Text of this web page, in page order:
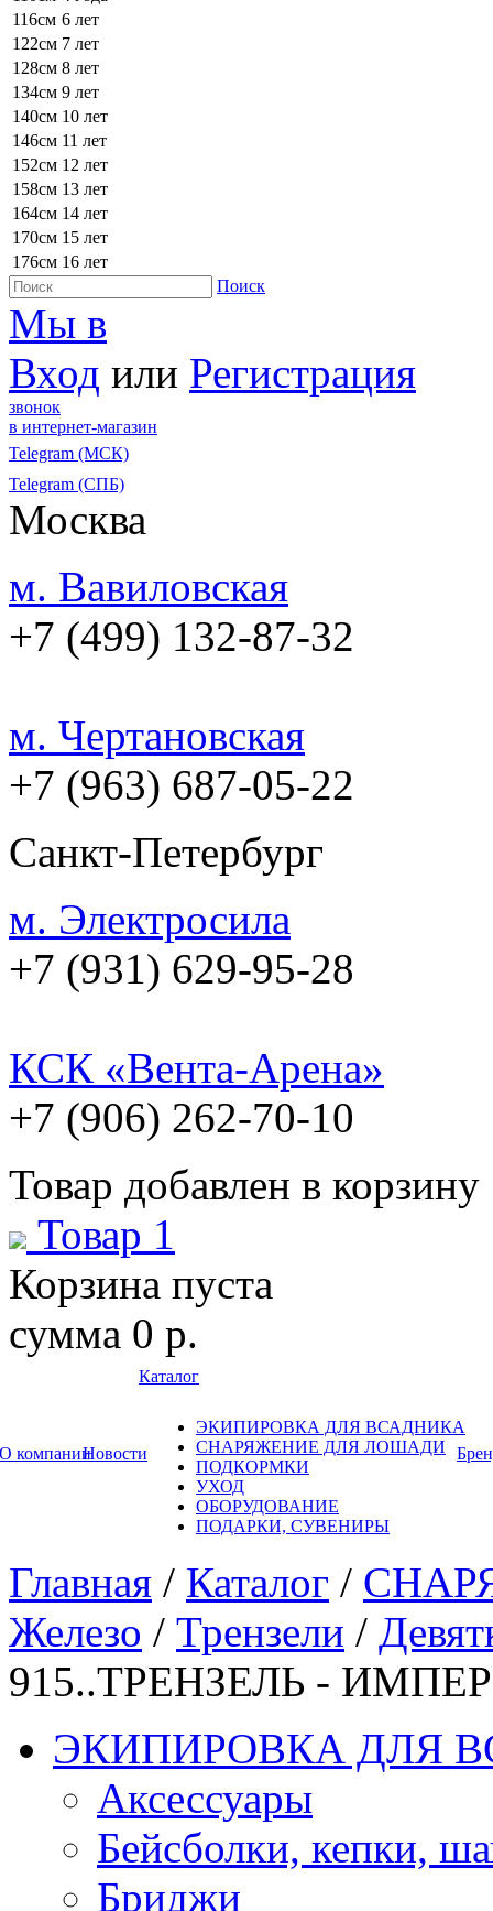
116см 6 лет
122см 7 лет
128см 8 лет
134см 9 лет
140см 10 лет
146см 11 лет
152см 12 лет
158см 13 лет
164см 14 лет
170см 15 лет
176см 16 лет
Поиск
Мы в
Вход или Регистрация
звонок
в интернет-магазин
Telegram (МСК)
Telegram (СПБ)
Москва
м. Вавиловская
+7 (499) 132-87-32
м. Чертановская
+7 (963) 687-05-22
Санкт-Петербург
м. Электросила
+7 (931) 629-95-28
КСК «Вента-Арена»
+7 (906) 262-70-10
Товар добавлен в корзину
Товар 1
Корзина пуста
сумма 0 р.
О компанииНовости
Каталог
ЭКИПИРОВКА ДЛЯ ВСАДНИКА
СНАРЯЖЕНИЕ ДЛЯ ЛОШАДИ
ПОДКОРМКИ
УХОД
ОБОРУДОВАНИЕ
ПОДАРКИ, СУВЕНИРЫ
Главная / Каталог /
Железо / Трензели /
915..ТРЕНЗЕЛЬ -
ЭКИПИРОВКА ДЛЯ
Аксессуары
Бейсболки, кепки,
Бриджи